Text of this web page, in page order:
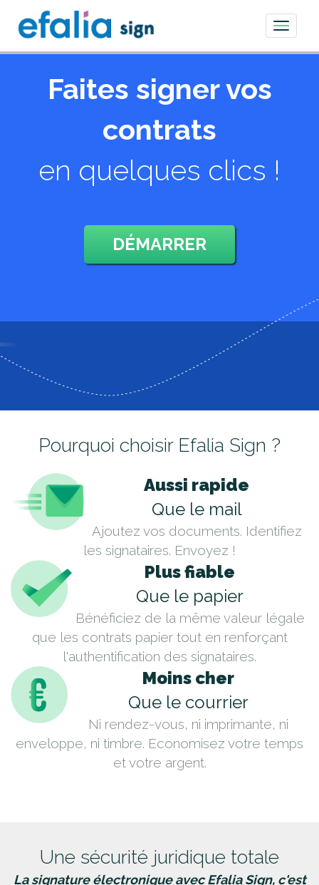
Toggle
Faites signer vos
contrats
en quelques clics !
DÉMARRER
Pourquoi choisir Efalia Sign ?
Aussi rapide
Que le mail
Ajoutez vos documents. Identifiez
les signataires. Envoyez !
Plus fiable
Que le papier
Bénéficiez de la même valeur légale
que les contrats papier tout en renforçant
l'authentification des signataires.
Moins cher
Que le courrier
Ni rendez-vous, ni imprimante, ni
enveloppe, ni timbre. Economisez votre temps
et votre argent.
Une sécurité juridique totale
La signature électronique avec Efalia Sign, c'est